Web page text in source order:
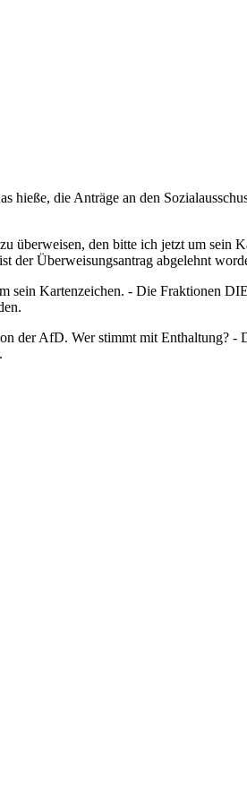
die Anträge an den
überweisen, den bitte ich jetzt um sein
Überweisungsantrag abgelehnt
sein Kartenzeichen. - Die Fraktionen
der AfD. Wer stimmt mit Enthaltung?